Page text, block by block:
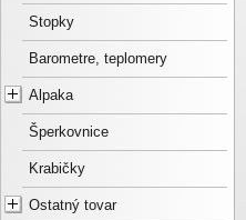
Stopky
Barometre, teplomery
Alpaka
Šperkovnice
Krabičky
Ostatný tovar